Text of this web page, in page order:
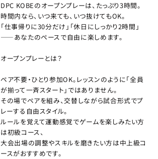
DPC KOBEのオープンプレーは、たっぷり3時間。
時間内なら、いつ来ても、いつ抜けてもOK。
「仕事帰りに30分だけ」「休日にしっかり2時間」
——あなたのペースで自由に楽しめます。
オープンプレーとは？
ペア不要・ひとり参加OK。レッスンのように「全員
が揃って一斉スタート」ではありません。
その場でペアを組み、交替しながら試合形式でプ
レーする自由スタイル。
ルールを覚えて運動感覚でゲームを楽しみたい方
は初級コース、
大会出場の調整やスキルを磨きたい方は中上級コ
ースがおすすめです。